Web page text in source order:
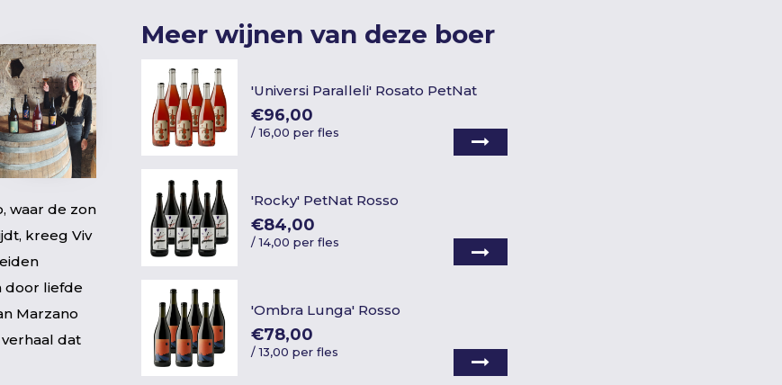
waar de zon
kreeg Viv
door liefde
Marzano
dat
Meer wijnen van deze boer
'Universi Paralleli' Rosato PetNat
€96,00
/16,00 per fles
'Rocky' PetNat Rosso
€84,00
/14,00 per fles
'Ombra Lunga' Rosso
€78,00
/13,00 per fles